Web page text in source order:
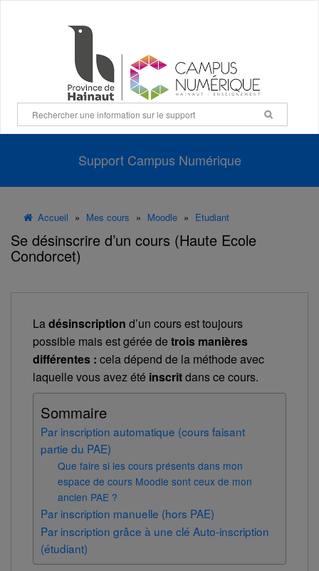
Support Campus Numérique
Accueil » Mes cours » Moodle » Etudiant
Se désinscrire d’un cours (Haute Ecole
Condorcet)
Ladésinscription d’un cours est toujours
possible mais est gérée de trois manières
différentes : cela dépend de la méthode avec
laquelle vous avez été inscritdans ce cours.
Sommaire
Par inscription automatique (cours faisant
partie du PAE)
Que faire si les cours présents dans mon
espace de cours Moodle sont ceux de mon
ancien PAE ?
Par inscription manuelle (hors PAE)
Par inscription grâce à une clé Auto-inscription
(étudiant)